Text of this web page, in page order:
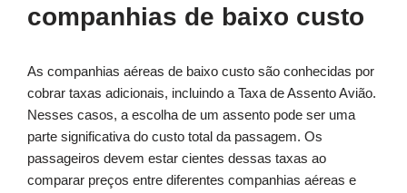
companhias de baixo custo
As companhias aéreas de baixo custo são conhecidas por
cobrar taxas adicionais, incluindo a Taxa de Assento Avião.
Nesses casos, a escolha de um assento pode ser uma
parte significativa do custo total da passagem. Os
passageiros devem estar cientes dessas taxas ao
comparar preços entre diferentes companhias aéreas e